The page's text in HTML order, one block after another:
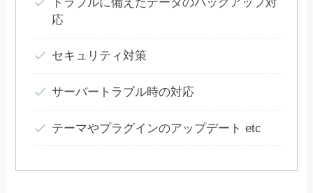
応
セキュリティ対策
サーバートラブル時の対応
テーマやプラグインのアップデート etc